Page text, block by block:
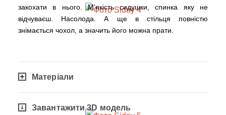
закохати в нього. М’якість сидушки, спинка яку не
відчуваєш. Насолода. А ще в стільця повністю
знімається чохол, а значить його можна прати.
Матеріали
Завантажити 3D модель